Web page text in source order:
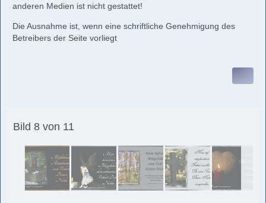
anderen Medien ist nicht gestattet!
Die Ausnahme ist, wenn eine schriftliche Genehmigung des
Betreibers der Seite vorliegt
Bild 8 von 11